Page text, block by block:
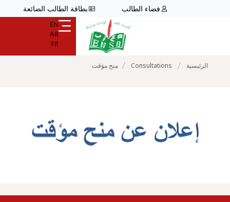
فضاء الطالب بطاقة الطالب الضائعة
EN
AR
FR
الرئيسية /
Consultations
/ منح مؤقت